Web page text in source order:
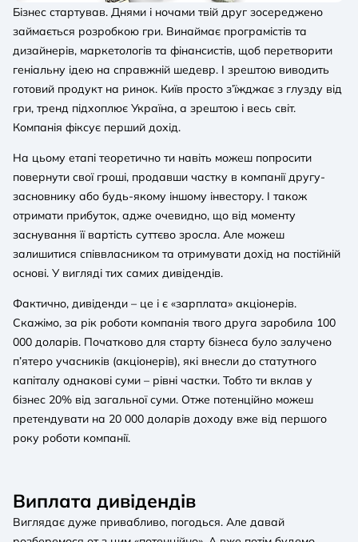
Бізнес стартував. Днями і ночами твій друг зосереджено
займається розробкою гри. Винаймає програмістів та
дизайнерів, маркетологів та фінансистів, щоб перетворити
геніальну ідею на справжній шедевр. І зрештою виводить
готовий продукт на ринок. Київ просто з’їжджає з глузду від
гри, тренд підхоплює Україна, а зрештою і весь світ.
Компанія фіксує перший дохід.
На цьому етапі теоретично ти навіть можеш попросити
повернути свої гроші, продавши частку в компанії другу-
засновнику або будь-якому іншому інвестору. І також
отримати прибуток, адже очевидно, що від моменту
заснування її вартість суттєво зросла. Але можеш
залишитися співвласником та отримувати дохід на постійній
основі. У вигляді тих самих дивідендів.
Фактично, дивіденди – це і є «зарплата» акціонерів.
Скажімо, за рік роботи компанія твого друга заробила 100
000 доларів. Початково для старту бізнеса було залучено
п’ятеро учасників (акціонерів), які внесли до статутного
капіталу однакові суми – рівні частки. Тобто ти вклав у
бізнес 20% від загальної суми. Отже потенційно можеш
претендувати на 20 000 доларів доходу вже від першого
року роботи компанії.
Виплата дивідендів
Виглядає дуже привабливо, погодься. Але давай